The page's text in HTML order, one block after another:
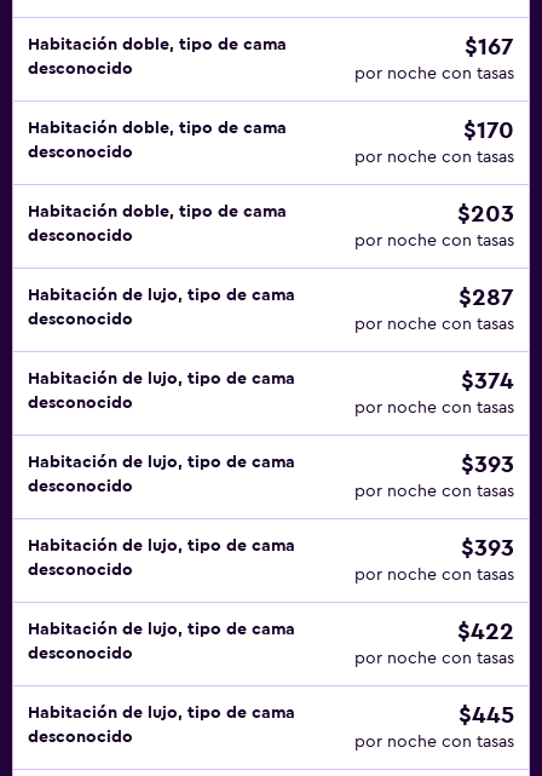
Habitación doble, tipo de cama
desconocido
$167
por noche con tasas
Habitación doble, tipo de cama
desconocido
$170
por noche con tasas
Habitación doble, tipo de cama
desconocido
$203
por noche con tasas
Habitación de lujo, tipo de cama
desconocido
$287
por noche con tasas
Habitación de lujo, tipo de cama
desconocido
$374
por noche con tasas
Habitación de lujo, tipo de cama
desconocido
$393
por noche con tasas
Habitación de lujo, tipo de cama
desconocido
$393
por noche con tasas
Habitación de lujo, tipo de cama
desconocido
$422
por noche con tasas
Habitación de lujo, tipo de cama
desconocido
$445
por noche con tasas